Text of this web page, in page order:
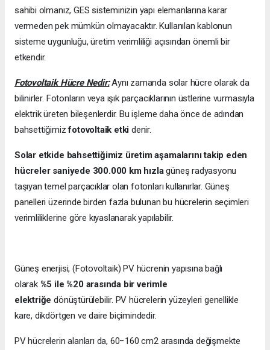
sahibi olmanız, GES sisteminizin yapı elemanlarına karar
vermeden pek mümkün olmayacaktır. Kullanılan kablonun
sisteme uygunluğu, üretim verimliliği açısından önemli bir
etkendir.
Fotovoltaik Hücre Nedir:Aynı zamanda solar hücre olarak da
bilinirler. Fotonların veya ışık parçacıklarının üstlerine vurmasıyla
elektrik üreten bileşenlerdir. Bu işleme daha önce de adından
bahsettiğimizfotovoltaik etkidenir.
Solar etkide bahsettiğimiz üretim aşamalarını takip eden
hücreler saniyede 300.000 km hızlagüneş radyasyonu
taşıyan temel parçacıklar olan fotonları kullanırlar. Güneş
panelleri üzerinde birden fazla bulunan bu hücrelerin seçimleri
verimliliklerine göre kıyaslanarak yapılabilir.
Güneş enerjisi, (Fotovoltaik) PV hücrenin yapısına bağlı
olarak %5 ile %20 arasında bir verimle
elektriğedönüştürülebilir. PV hücrelerin yüzeyleri genellikle
kare, dikdörtgen ve daire biçimindedir.
PV hücrelerin alanları da, 60−160 cm2 arasında değişmekte